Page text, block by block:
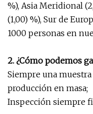
%), Asia Meridional
(1,00) %), Sur de
1000 personas en
2. ¿Cómo podemos
Siempre una
producción en masa;
Inspección siempre